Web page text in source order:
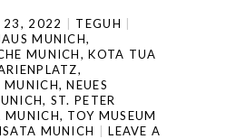
23, 2022
TEGUH
MUNICH,
MUNICH,KOTA TUA
,
MUNICH,NEUES
, ST. PETER
MUNICH, TOY MUSEUM
MUNICH
LEAVE A